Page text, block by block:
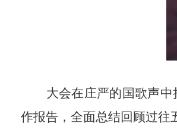
大会在庄严的国歌声
作报告，全面总结回顾过往